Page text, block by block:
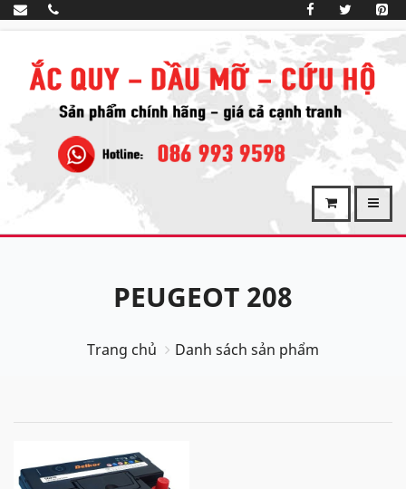
PEUGEOT 208
Trang chủ Danh sách sản phẩm